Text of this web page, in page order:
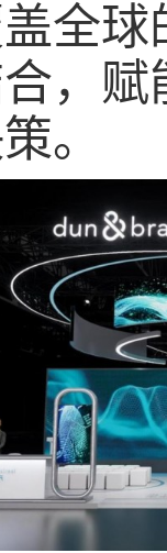
全
，
。